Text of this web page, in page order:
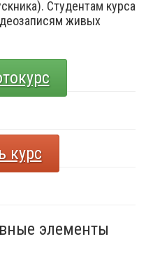
Студентам курса
живых
курс
элементы